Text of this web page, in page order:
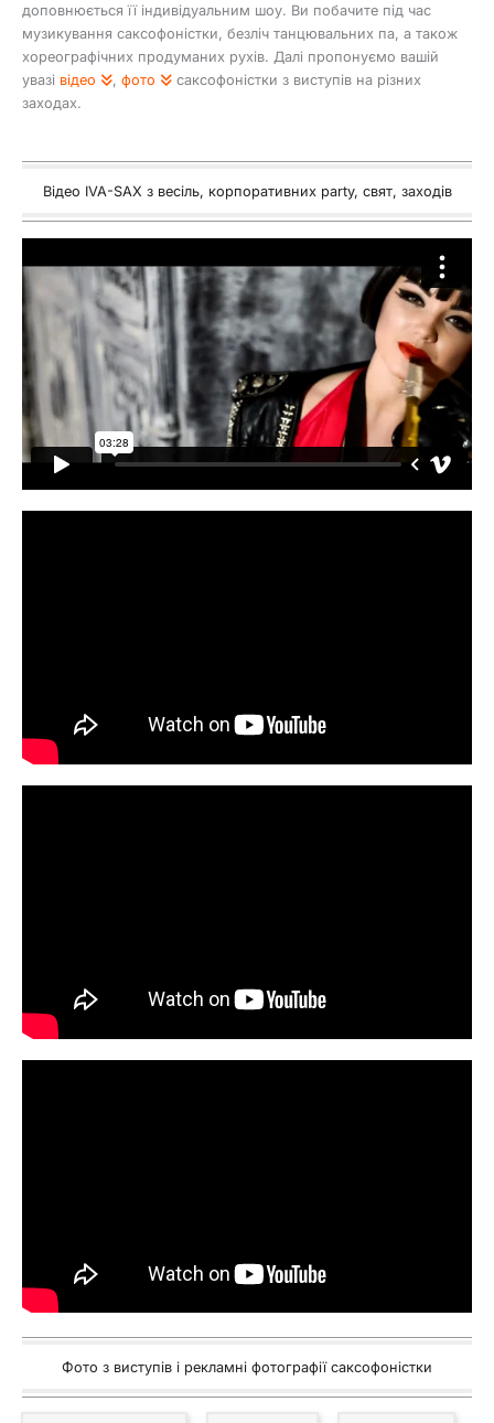
доповнюється її індивідуальним шоу. Ви побачите під час
музикування саксофоністки, безліч танцювальних па, а також
хореографічних продуманих рухів. Далі пропонуємо вашій
увазі відео , фото
саксофоністки з виступів на різних
заходах.
Відео IVA-SAX з весіль, корпоративних party, свят, заходів
Фото з виступів і рекламні фотографії саксофоністки